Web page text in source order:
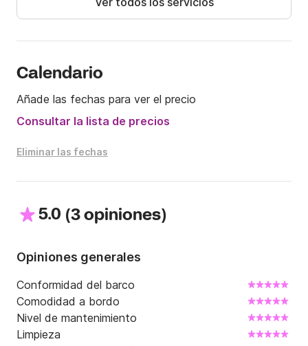
gratuito (consultar con armador)
- Amarre y Seguro de la embarcación
Los precios NO incluyen:
- Limpieza final: 25 € por alquiler
día
Calendario
Añade las fechas para ver el precio
Consultar la lista de precios
Eliminar las fechas
5.0 (3 opiniones)
Opiniones generales
Conformidad del barco
Comodidad a bordo
Nivel de mantenimiento
Limpieza